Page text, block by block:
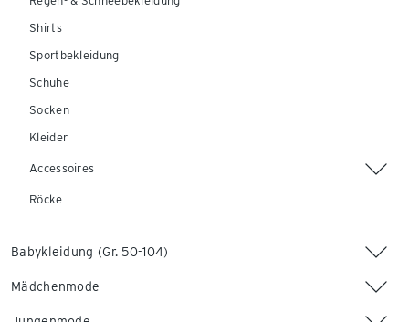
Shirts
Sportbekleidung
Schuhe
Socken
Kleider
Accessoires
Röcke
Babykleidung (Gr. 50-104)
Mädchenmode